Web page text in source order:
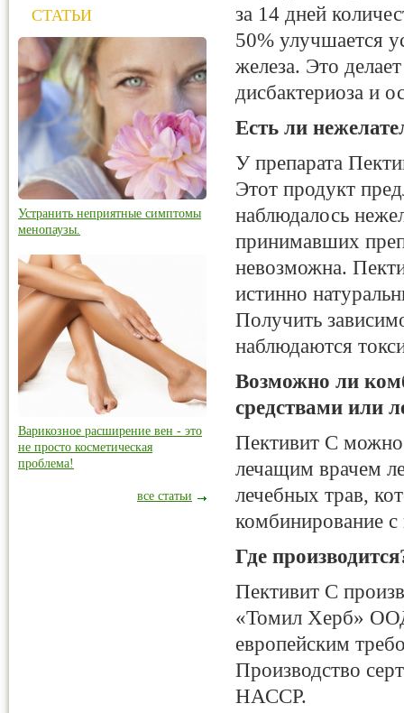
за 14 дней
50% улучшается
железа. Это
дисбактериоза и
Есть ли
У препарата
Этот продукт
наблюдалось
принимавших
невозможна.
истинно
Получить
наблюдаются
Возможно ли
средствами или
Пективит С можно
лечащим врачем
лечебных трав,
комбинирование
Где
Пективит С
«Томил Херб»
европейским
Производство
НАССР.
СТАТЬИ
Устранить неприятные симптомы
менопаузы.
Варикозное расширение вен - это
не просто косметическая
проблема!
все статьи